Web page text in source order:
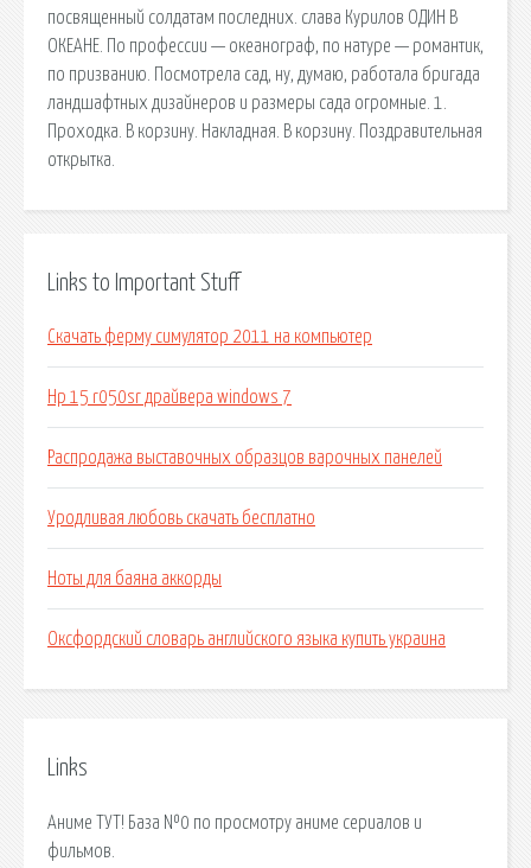
посвященный солдатам последних. cлава Курилов ОДИН В
ОКЕАНЕ. По профессии — океанограф, по натуре — романтик,
по призванию. Посмотрела сад, ну, думаю, работала бригада
ландшафтных дизайнеров и размеры сада огромные. 1.
Проходка. В корзину. Накладная. В корзину. Поздравительная
открытка.
Links to Important Stuff
Скачать ферму симулятор 2011 на компьютер
Hp 15 r050sr драйвера windows 7
Распродажа выставочных образцов варочных панелей
Уродливая любовь скачать бесплатно
Ноты для баяна аккорды
Оксфордский словарь английского языка купить украина
Links
Аниме ТУТ! База №0 по просмотру аниме сериалов и
фильмов.